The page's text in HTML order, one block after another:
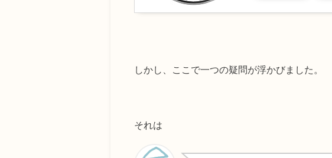
しかし、ここで一つの疑問が浮かびました。
それは